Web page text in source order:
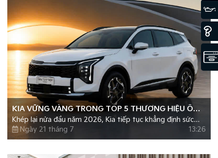
KIA VỮNG VÀNG TRONG TOP 5 THƯƠNG HIỆU Ô
TÔ BÁN CHẠY NHẤT NỬA ĐẦU NĂM 2026
Khép lại nửa đầu năm 2026, Kia tiếp tục khẳng định sức
hút trên thị trường ô tô Việt Nam với gần 16.000 xe được
bàn giao đến tay khách hàng, tăng trưởng hơn 50% so với
Ngày 21 tháng 7 13:26